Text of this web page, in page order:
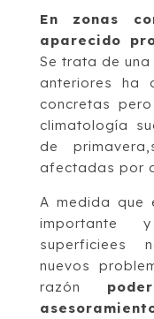
En zonas
aparecido
Se trata de
anteriores ha
concretas
climatología
de
afectadas por
A medida que
importante
superficiees
nuevos
razón